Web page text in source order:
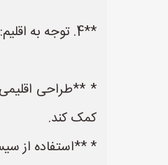
**4. توجه به اقلیم:**
* **طراحی
کمک کند.
* **استفاده از